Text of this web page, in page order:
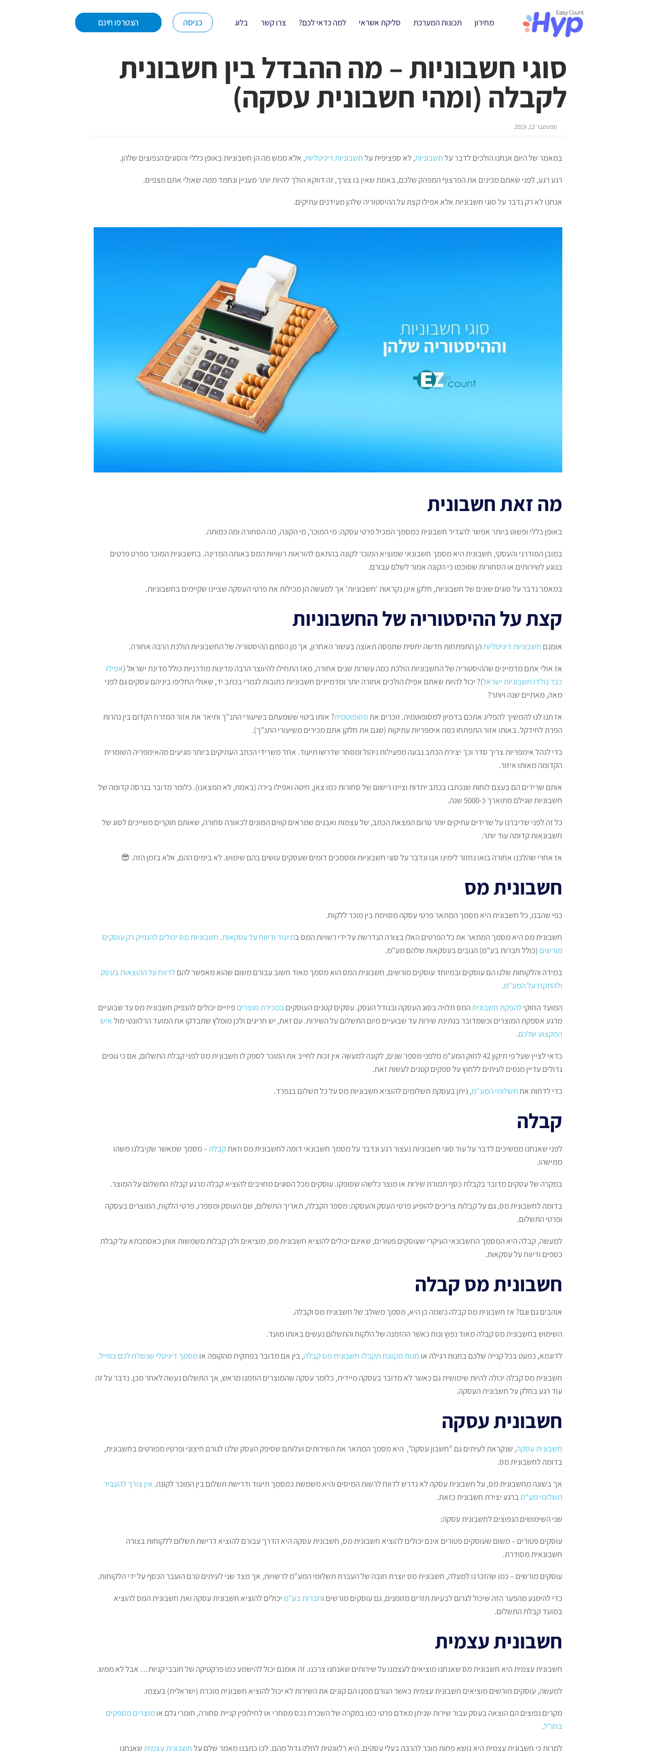
מחירון תכונות המערכת סליקת אשראי למה כדאי לכם? צרו קשר בלוג כניסה הצטרפו חינם
סוגי חשבוניות – מה ההבדל בין חשבונית
לקבלה (ומהי חשבונית עסקה)
ספטמבר 12, 2019
במאמר של היום אנחנו הולכים לדבר עלחשבוניות, לא ספציפית עלחשבוניות דיגיטליות, אלא ממש מה הן חשבוניות באופן כללי והסוגים הנפוצים שלהן.
רגע רגע, לפני שאתם מכינים את הפרצוף המפהק שלכם, באמת שאין בו צורך, זה דווקא הולך להיות יותר מעניין ונחמד ממה שאולי אתם מצפים.
אנחנו לא רק נדבר על סוגי חשבוניות אלא אפילו קצת על ההיסטוריה שלהן מעידנים עתיקים.
מה זאת חשבונית
באופן כללי ופשוט ביותר אפשר להגדיר חשבונית כמסמך המכיל פרטי עסקה: מי המוכר, מי הקונה, מה הסחורה ומה כמותה.
במובן המודרני והעסקי, חשבונית היא מסמך חשבונאי שמוציא המוכר לקונה בהתאם להוראות רשויות המס באותה המדינה. בחשבונית המוכר מפרט פרטים
בנוגע לשירותים או הסחורות שסוכמו כי הקונה אמור לשלם עבורם.
במאמר נדבר על סוגים שונים של חשבוניות, חלקן אינן נקראות 'חשבוניות' אך למעשה הן מכילות את פרטי העסקה שציינו שקיימים בחשבוניות.
קצת על ההיסטוריה של החשבוניות
אומנם חשבוניות דיגיטליותהן התפתחות חדשה יחסית שתפסה תאוצה בעשור האחרון, אך מן הסתם ההיסטוריה של החשבוניות הולכת הרבה אחורה.
אז אולי אתם מדמיינים שההיסטוריה של החשבוניות הולכת כמה עשרות שנים אחורה, מאז התחילו להיווצר הרבה מדינות מודרניות כולל מדינת ישראל (אפילו
כבר נולדו חשבוניות ישראל)? יכול להיות שאתם אפילו הולכים אחורה יותר ומדמיינים חשבוניות כתובות לגמרי בכתב יד, שאולי החליפו ביניהם עסקים גם לפני
מאה, מאתיים שנה ויותר?
אז תנו לנו להמשיך להפליג אתכם בדמיון למסופוטמיה. זוכרים אתמסופוטמיה? אותו ביטוי ששמעתם בשיעורי התנ"ך ותיאר את אזור המזרח הקדום בין נהרות
הפרת לחידקל. באותו אזור התפתחו כמה אימפריות עתיקות (שגם את חלקן אתם מכירים משיעורי התנ"ך).
כדי לנהל אימפריות צריך סדר וכך יצירת הכתב נבעה מפעילות ניהול ומסחר שדרשו תיעוד. אחד משרידי הכתב העתיקים ביותר מגיעים מהאימפריה השומרית
הקדומה מאותו איזור.
אותם שרידים הם בעצם לוחות שנכתבו בכתב יתדות וציינו רישום של סחורות כמו צאן, חיטה ואפילו בירה (באמת, לא המצאנו). כלומר מדובר בגרסה קדומה של
חשבוניות שגילם מתוארך כ-5000 שנה.
כל זה לפני שדיברנו על שרידים עתיקים יותר טרום המצאת הכתב, של עצמות ואבנים שמראים קווים המונים לכאורה סחורה, שאותם חוקרים משייכים לסוג של
חשבונאות קדומה עוד יותר.
אז אחרי שהלכנו אחורה בואו נחזור לימינו אנו ונדבר על סוגי חשבוניות ומסמכים דומים שעסקים עושים בהם שימוש. לא בימים ההם, אלא בזמן הזה. 😎
חשבונית מס
כפי שהבנו, כל חשבונית היא מסמך המתאר פרטי עסקה מסוימת בין מוכר ללקוח.
חשבונית מס היא מסמך המתאר את כל הפרטים האלו בצורה הנדרשת על ידי רשויות המס בתיעוד ודיווח על עסקאות. חשבוניות מס יכולים להנפיק רק עוסקים
מורשים (כולל חברות בע"מ) הגובים בעסקאות שלהם מע"מ.
במידה והלקוחות שלנו הם עוסקים ובמיוחד עוסקים מורשים, חשבונית המס הוא מסמך מאוד חשוב עבורם משום שהוא מאפשר להםלדווח על ההוצאות בעסק
ולהתקזז על המע"מ.
המועד החוקילהפקת חשבוניתהמס תלויה בסוג העסקה ובגודל העסק. עסקים קטנים העוסקיםבמכירת מוצריםפיזיים יכולים להנפיק חשבונית מס עד שבועיים
מרגע אספקת המוצרים וכשמדובר בנתינת שירות עד שבועיים מיום התשלום על השירות. עם זאת, יש חריגים ולכן מומלץ שתבדקו את המועד הרלוונטי מולאיש
המקצוע שלכם.
כדאי לציין שעל פי תיקון 42 לחוק המע"מ מלפני מספר שנים, לקונה למעשה אין זכות לחייב את המוכר לספק לו חשבונית מס לפני קבלת התשלום, אם כי גופים
גדולים עדיין מנסים לעיתים ללחוץ על ספקים קטנים לעשות זאת.
כדי לדחות אתתשלומי המע"מ, ניתן בעסקת תשלומים להוציא חשבוניות מס על כל תשלום בנפרד.
קבלה
לפני שאנחנו ממשיכים לדבר על עוד סוגי חשבוניות נעצור רגע ונדבר על מסמך חשבונאי דומה לחשבונית מס וזאתקבלה– מסמך שמאשר שקיבלנו משהו
ממישהו.
במקרה של עסקים מדובר בקבלת כסף תמורת שירות או מוצר כלשהו שסופקו. עוסקים מכל הסוגים מחויבים להוציא קבלה מרגע קבלת התשלום על המוצר.
בדומה לחשבונית מס, גם על קבלות צריכים להופיע פרטי העסק והעסקה: מספר הקבלה, תאריך התשלום, שם העוסק ומספרו, פרטי הלקוח, המוצרים בעסקה
ופרטי התשלום.
למעשה, קבלה היא המסמך החשבונאי העיקרי שעוסקים פטורים, שאינם יכולים להוציא חשבונית מס, מוציאים ולכן קבלות משמשות אותן כאסמכתא על קבלת
כספים ודיווח על עסקאות.
חשבונית מס קבלה
אוהבים גם וגם? אז חשבונית מס קבלה כשמה כן היא, מסמך משולב של חשבונית מס וקבלה.
השימוש בחשבונית מס קבלה מאוד נפוץ ונוח כאשר ההזמנה של הלקוח והתשלום נעשים באותו מועד.
לדוגמא, כמעט בכל קנייה שלכם בחנות רגילה או חנות מקוונת תקבלו חשבונית מס קבלה, בין אם מדובר בפתקית מהקופה אומסמך דיגיטלי שנשלח לכם במייל.
חשבונית מס קבלה יכולה להיות שימושית גם כאשר לא מדובר בעסקה מיידית, כלומר עסקה שהמוצרים הוזמנו מראש, אך התשלום נעשה לאחר מכן. נדבר על זה
עוד רגע בחלק על חשבונית העסקה.
חשבונית עסקה
חשבונית עסקה, שנקראת לעיתים גם "חשבון עסקה", היא מסמך המתאר את השירותים ועלותם שסיפק העסק שלנו לגורם חיצוני ופרטיו מפורטים בחשבונית,
בדומה לחשבונית מס.
אך בשונה מחשבונית מס, על חשבונית עסקה לא נדרש לדווח לרשות המיסים והיא משמשת כמסמך תיעוד ודרישת תשלום בין המוכר לקונה. אין צורך להעביר
תשלומי מע"מברגע יצירת חשבונית כזאת.
שני השימושים הנפוצים לחשבונית עסקה:
עוסקים פטורים – משום שעוסקים פטורים אינם יכולים להוציא חשבונית מס, חשבונית עסקה היא הדרך עבורם להוציא דרישת תשלום ללקוחות בצורה
חשבונאית מסודרת.
עוסקים מורשים – כמו שהזכרנו למעלה, חשבונית מס יוצרת חובה של העברת תשלומי המע"מ לרשויות, אך מצד שני לעיתים טרם הועבר הכסף על ידי הלקוחות.
כדי להימנע מהפער הזה שיכול לגרום לבעיות תזרים מזומנים, גם עוסקים מורשים וחברות בע"מ יכולים להוציא חשבונית עסקה ואת חשבונית המס להוציא
במועד קבלת התשלום.
חשבונית עצמית
חשבונית עצמית היא חשבונית מס שאנחנו מוציאים לעצמנו על שירותים שאנחנו צרכנו. זה אומנם יכול להישמע כמו פרקטיקה של חובבי קניות… אבל לא ממש.
למעשה, עוסקים מורשים מוציאים חשבונית עצמית כאשר הגורם ממנו הם קונים את השירות לא יכול להוציא חשבונית מוכרת (ישראלית) בעצמו.
מקרים נפוצים הם הוצאה בעסק עבור שירות שניתן מאדם פרטי כמו במקרה של השכרת נכס מסחרי או לחילופין קניית סחורה, חומרי גלם אומוצרים מספקים
בחו"ל.
למרות כי חשבונית עצמית היא נושא פחות מוכר להרבה בעלי עסקים, היא רלוונטית לחלק גדול מהם. לכן כתבנו מאמר שלם עלחשבונית עצמיתשאנחנו